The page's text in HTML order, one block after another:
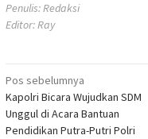
Penulis: Redaksi
Editor: Ray
Navigasi
pos
Pos sebelumnya
Kapolri Bicara Wujudkan SDM
Unggul di Acara Bantuan
Pendidikan Putra-Putri Polri